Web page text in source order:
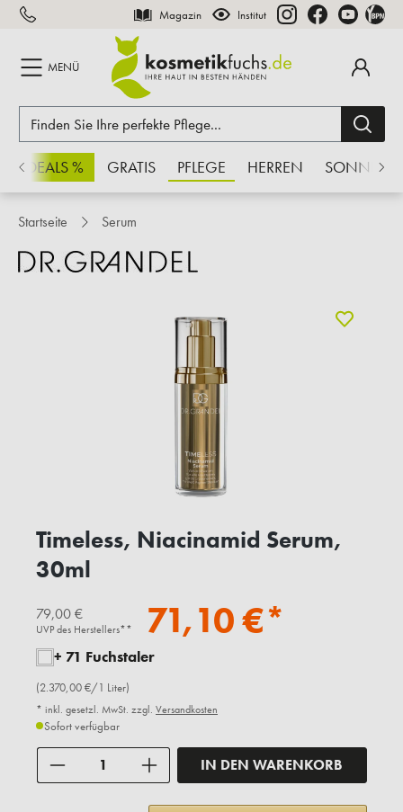
springen Magazin Institut
MENÜ
% GRATIS PFLEGE HERREN SONNE
Startseite Serum
Timeless, Niacinamid Serum,
30ml
79,00 €
UVP des Herstellers** 71,10 €*
+ 71 Fuchstaler
(2.370,00 €/1 Liter)
* inkl. gesetzl. MwSt. zzgl. Versandkosten
Sofort verfügbar
IN DEN WARENKORB